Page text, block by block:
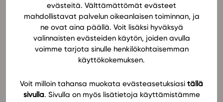
evästeitä. Välttämättömät evästeet
mahdollistavat palvelun oikeanlaisen toiminnan, ja
ne ovat aina päällä. Voit lisäksi hyväksyä
valinnaisten evästeiden käytön, joiden avulla
voimme tarjota sinulle henkilökohtaisemman
käyttökokemuksen.
Voit milloin tahansa muokata evästeasetuksiasi tällä
sivulla. Sivulla on myös lisätietoja käyttämistämme
Tilaa uutiskirje
Ota yhteyttä
In English
Tervetuloa tutustumaan Studeon uskonnon
oppimateriaaleihin messuosastollemme! Näet, miten
nykyaikaiset sarjamme rakentuvat ja tukevat uskonnon
opetusta. Messuosastolla pääset myös kokeilemaan,
miten digitaaliset oppimateriaalit toimivat
messuilla!